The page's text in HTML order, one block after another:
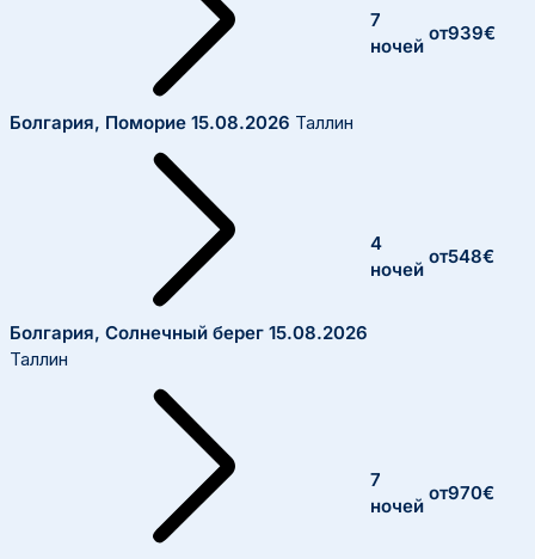
Болгария, Поморие 15.08.2026 Таллин
7
ночей
от939€
Болгария, Солнечный берег 15.08.2026
Таллин
4
ночей
от548€
7
ночей
от970€